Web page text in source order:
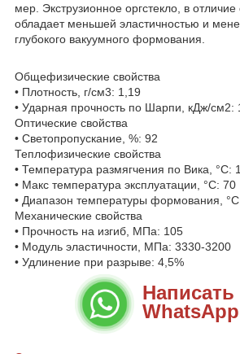
мер. Экструзионное оргстекло, в отличие
обладает меньшей эластичностью и
глубокого вакуумного формования.
Общефизические свойства
• Плотность, г/см3: 1,19
• Ударная прочность по Шарпи, кДж/см2:
Оптические свойства
• Светопропускание, %: 92
Теплофизические свойства
• Температура размягчения по Вика, °С:
• Макс температура эксплуатации, °С: 70
• Диапазон температуры формования,
Механические свойства
• Прочность на изгиб, МПа: 105
• Модуль эластичности, МПа: 3330-3200
• Удлинение при разрыве: 4,5%
Написать
WhatsApp